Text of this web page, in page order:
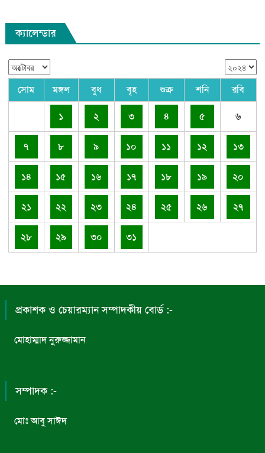
ক্যালেন্ডার
সোম মঙ্গল বুধ বৃহ শুক্র শনি রবি
১ ২ ৩ ৪ ৫ ৬
৭ ৮ ৯ ১০ ১১ ১২ ১৩
১৪ ১৫ ১৬ ১৭ ১৮ ১৯ ২০
২১ ২২ ২৩ ২৪ ২৫ ২৬ ২৭
২৮ ২৯ ৩০ ৩১
প্রকাশক ও চেয়ারম্যান সম্পাদকীয় বোর্ড :-
মোহাম্মাদ নুরুজ্জামান
সম্পাদক :-
মোঃ আবু সাঈদ